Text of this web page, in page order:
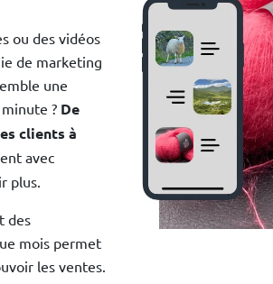
ou des vidéos
de marketing
une
? De
clients à
avec
plus.
des
mois permet
les ventes.